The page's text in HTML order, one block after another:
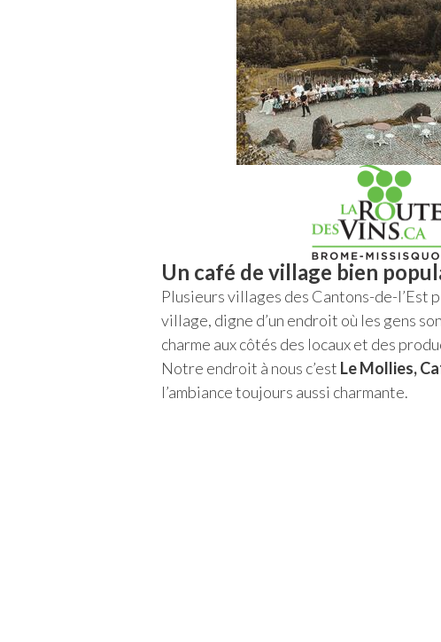
Un café de village bien
Plusieurs villages des Cantons-de-l’Est
village, digne d’un endroit où les gens
charme aux côtés des locaux et des
Notre endroit à nous c’est Le Mollies,
l’ambiance toujours aussi charmante.